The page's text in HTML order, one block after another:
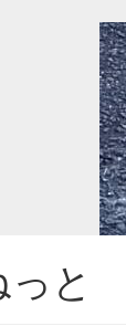
と